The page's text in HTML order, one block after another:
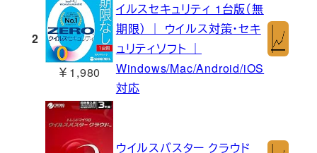
2
￥1,980
イルスセキュリティ 1台版（無
期限） ｜ ウイルス対策・セキ
ュリティソフト ｜
Windows/Mac/Android/iOS
対応
ウイルスバスター クラウド